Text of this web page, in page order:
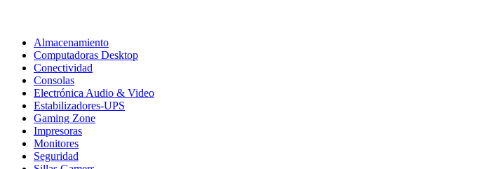
Almacenamiento
Computadoras Desktop
Conectividad
Consolas
Electrónica Audio & Video
Estabilizadores-UPS
Gaming Zone
Impresoras
Monitores
Seguridad